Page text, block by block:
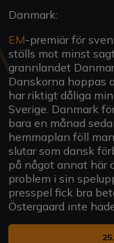
Danmark:
EM-premiär för
ställs mot minst
grannlandet
Danskorna hoppas
har riktigt dåliga
Sverige. Danmark
bara en månad
hemmaplan föll
slutar som dansk
på något annat här
problem i sin
presspel fick bra
Östergaard inte